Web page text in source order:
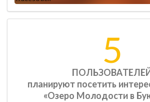
5
планируют посетить
«Озеро Молодости в